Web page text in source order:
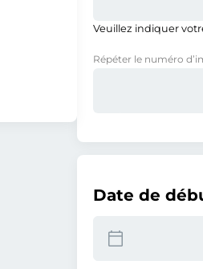
Veuillez indiquer
Répéter le numéro
Date de